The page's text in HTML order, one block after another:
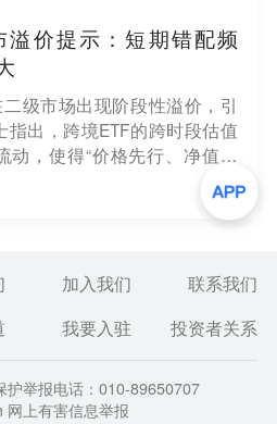
溢价提示：短期错配频
级市场出现阶段性溢价，引
出，跨境ETF的跨时段估值
动，使得“价格先行、净值滞
，溢价收敛节奏受申赎效率、
响，短线交易风险需予以关
来跨境ETF规模延续快速扩张
断丰富的双重作用下加速扩
加入我们
联系我们
我要入驻 投资者关系
护举报电话：010-89650707
上有害信息举报